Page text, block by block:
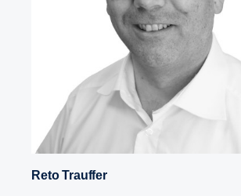
Reto Trauffer